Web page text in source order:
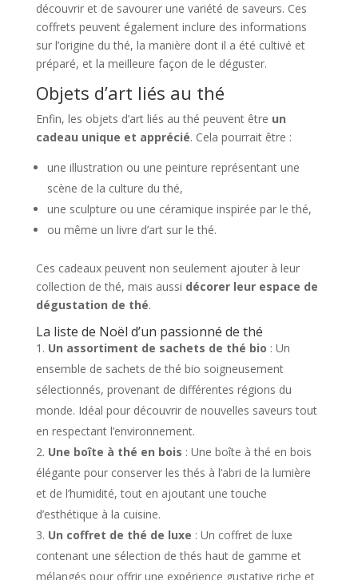
découvrir et de savourer une variété de saveurs. Ces
coffrets peuvent également inclure des informations
sur l’origine du thé, la manière dont il a été cultivé et
préparé, et la meilleure façon de le déguster.
Objets d’art liés au thé
Enfin, les objets d’art liés au thé peuvent être un
cadeau unique et apprécié. Cela pourrait être :
une illustration ou une peinture représentant une
scène de la culture du thé,
une sculpture ou une céramique inspirée par le thé,
ou même un livre d’art sur le thé.
Ces cadeaux peuvent non seulement ajouter à leur
collection de thé, mais aussi décorer leur espace de
dégustation de thé.
La liste de Noël d’un passionné de thé
Un assortiment de sachets de thé bio : Un
ensemble de sachets de thé bio soigneusement
sélectionnés, provenant de différentes régions du
monde. Idéal pour découvrir de nouvelles saveurs tout
en respectant l’environnement.
Une boîte à thé en bois : Une boîte à thé en bois
élégante pour conserver les thés à l’abri de la lumière
et de l’humidité, tout en ajoutant une touche
d’esthétique à la cuisine.
Un coffret de thé de luxe : Un coffret de luxe
contenant une sélection de thés haut de gamme et
mélangés pour offrir une expérience gustative riche et